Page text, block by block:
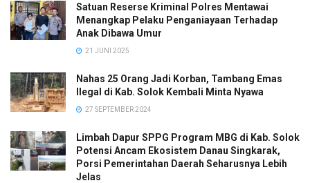
Satuan Reserse Kriminal Polres Mentawai
Menangkap Pelaku Penganiayaan Terhadap
Anak Dibawa Umur
21 JUNI 2025
Nahas 25 Orang Jadi Korban, Tambang Emas
Ilegal di Kab. Solok Kembali Minta Nyawa
27 SEPTEMBER 2024
Limbah Dapur SPPG Program MBG di Kab. Solok
Potensi Ancam Ekosistem Danau Singkarak,
Porsi Pemerintahan Daerah Seharusnya Lebih
Jelas